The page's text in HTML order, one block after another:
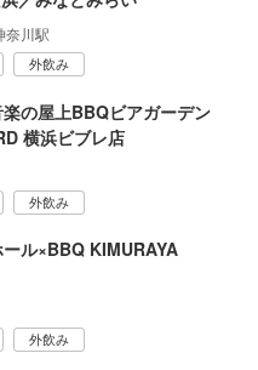
奈川駅
外飲み
の屋上BBQビアガーデン
横浜ビブレ店
外飲み
ル×BBQ KIMURAYA
外飲み